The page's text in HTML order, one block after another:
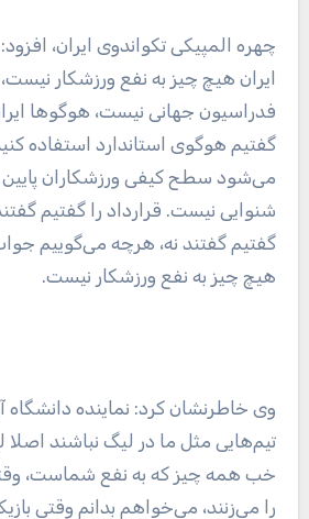
چهره المپیکی تکواندوی ایران،
ایران هیچ چیز به نفع ورزشکار
فدراسیون جهانی نیست، هوگوها
گفتیم هوگوی استاندارد استفاده
می‌شود سطح کیفی ورزشکاران پایین
شنوایی نیست. قرارداد را گفتیم
گفتیم گفتند نه، هرچه می‌گوییم
هیچ چیز به نفع ورزشکار نیست.
وی خاطرنشان کرد: نماینده دانشگاه
تیم‌هایی مثل ما در لیگ نباشند اصلا
را می‌زنند، می‌خواهم بدانم وقتی